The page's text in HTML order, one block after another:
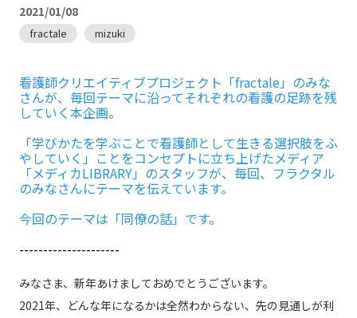
2021/01/08
fractale mizuki
看護師クリエイティブプロジェクト「fractale」のみな
さんが、毎回テーマに沿ってそれぞれの看護の足跡を残
していく本企画。
「学びかたを学ぶことで看護師として生きる選択肢をふ
やしていく」ことをコンセプトに立ち上げたメディア
「メディカLIBRARY」のスタッフが、毎回、フラクタル
のみなさんにテーマを伝えています。
今回のテーマは「同僚の話」です。
---------------------
みなさま、新年あけましておめでとうございます。
2021年、どんな年になるかは全然わからない、先の見通しが利